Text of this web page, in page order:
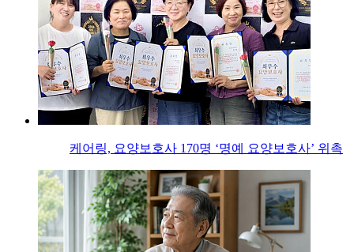
케어링, 요양보호사 170명 ‘명예 요양보호사’ 위촉